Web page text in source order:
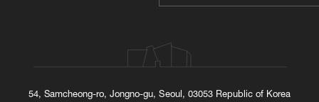
54, Samcheong-ro, Jongno-gu, Seoul, 03053 Republic of Korea